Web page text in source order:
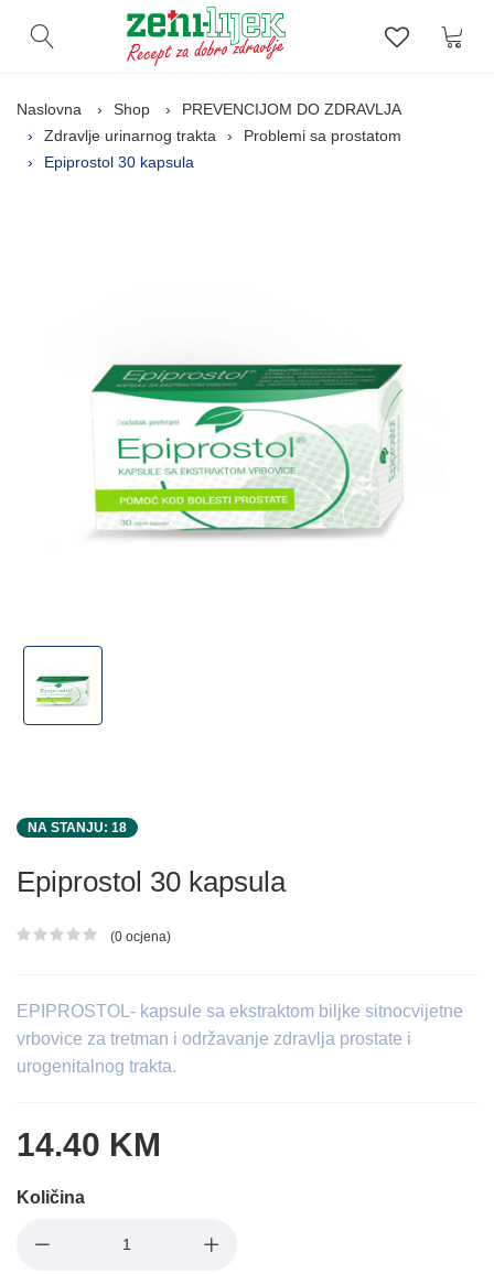
Otvori pretragu Lista
Naslovna Shop
PREVENCIJOM DO ZDRAVLJA
Zdravlje urinarnog trakta
Problemi sa prostatom
Epiprostol 30 kapsula
NA STANJU: 18
Epiprostol 30 kapsula
Ocjena proizvoda
(0 ocjena)
EPIPROSTOL- kapsule sa ekstraktom biljke sitnocvijetne
vrbovice za tretman i održavanje zdravlja prostate i
urogenitalnog trakta.
14.40 KM
Količina